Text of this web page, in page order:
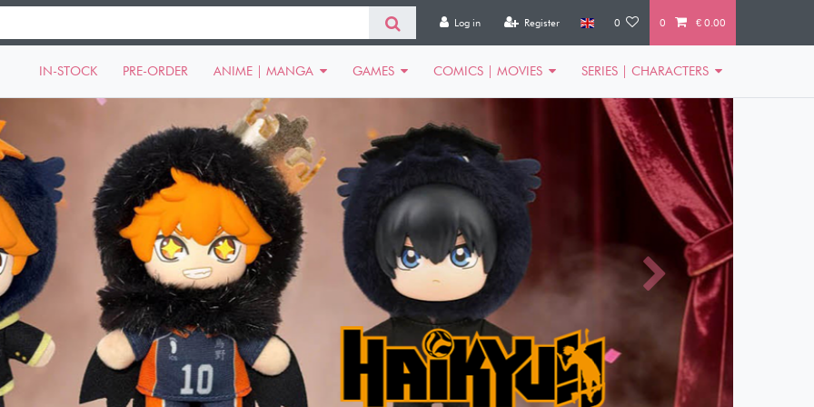
Log in Register 0 0 € 0.00
IN-STOCK PRE-ORDER ANIME | MANGA GAMES COMICS | MOVIES SERIES | CHARACTERS
Next